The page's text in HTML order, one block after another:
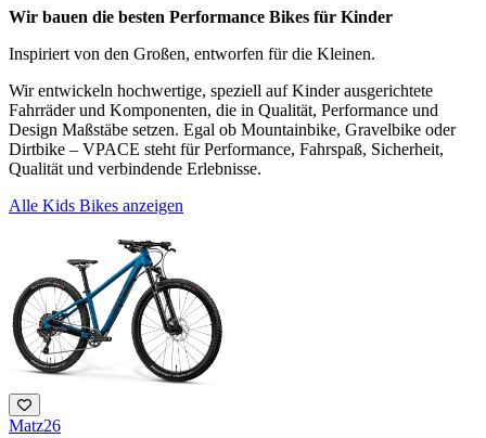
Wir bauen die besten Performance Bikes für Kinder
Inspiriert von den Großen, entworfen für die Kleinen.
Wir entwickeln hochwertige, speziell auf Kinder ausgerichtete
Fahrräder und Komponenten, die in Qualität, Performance und
Design Maßstäbe setzen. Egal ob Mountainbike, Gravelbike oder
Dirtbike – VPACE steht für Performance, Fahrspaß, Sicherheit,
Qualität und verbindende Erlebnisse.
Alle Kids Bikes anzeigen
Matz26